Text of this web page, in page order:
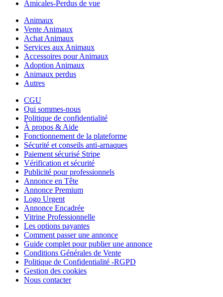
Amicales-Perdus de vue
Animaux
Vente Animaux
Achat Animaux
Services aux Animaux
Accessoires pour Animaux
Adoption Animaux
Animaux perdus
Autres
CGU
Qui sommes-nous
Politique de confidentialité
À propos & Aide
Fonctionnement de la plateforme
Sécurité et conseils anti-arnaques
Paiement sécurisé Stripe
Vérification et sécurité
Publicité pour professionnels
Annonce en Tête
Annonce Premium
Logo Urgent
Annonce Encadrée
Vitrine Professionnelle
Les options payantes
Comment passer une annonce
Guide complet pour publier une annonce
Conditions Générales de Vente
Politique de Confidentialité -RGPD
Gestion des cookies
Nous contacter